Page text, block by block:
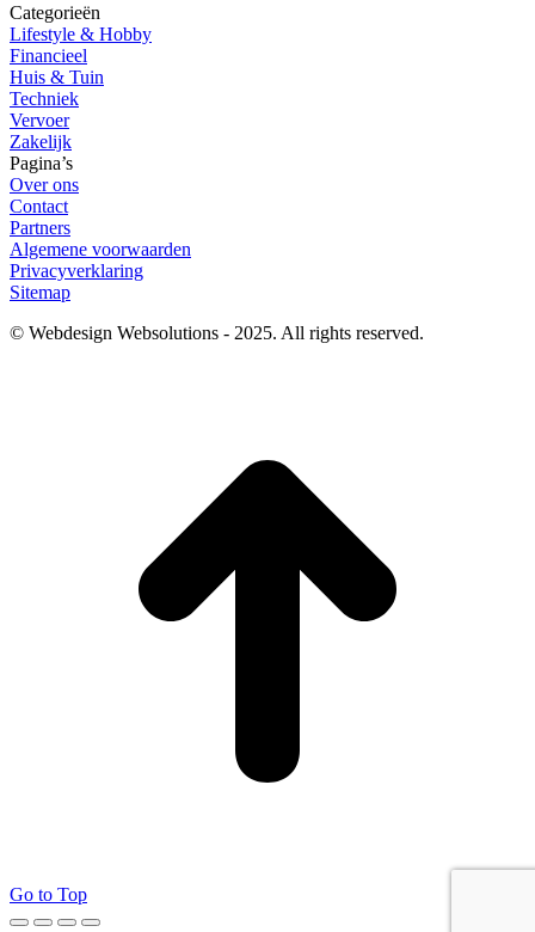
Categorieën
Lifestyle & Hobby
Financieel
Huis & Tuin
Techniek
Vervoer
Zakelijk
Pagina’s
Over ons
Contact
Partners
Algemene voorwaarden
Privacyverklaring
Sitemap
© Webdesign Websolutions - 2025. All rights reserved.
Go to Top